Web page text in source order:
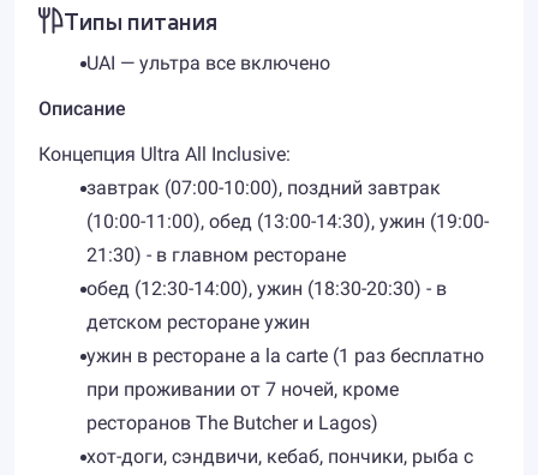
Типы питания
UAI — ультра все включено
Описание
Концепция Ultra All Inclusive:
завтрак (07:00-10:00), поздний завтрак
(10:00-11:00), обед (13:00-14:30), ужин (19:00-
21:30) - в главном ресторане
обед (12:30-14:00), ужин (18:30-20:30) - в
детском ресторане ужин
ужин в ресторане a la carte (1 раз бесплатно
при проживании от 7 ночей, кроме
ресторанов The Butcher и Lagos)
хот-доги, сэндвичи, кебаб, пончики, рыба с